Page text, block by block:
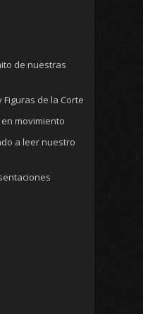
de nuestras
de la Corte
movimiento
a leer nuestro